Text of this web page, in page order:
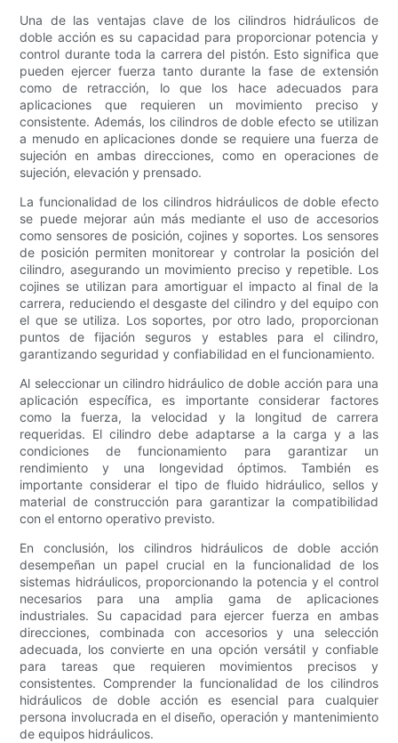
Una de las ventajas clave de los cilindros hidráulicos de
doble acción es su capacidad para proporcionar potencia y
control durante toda la carrera del pistón. Esto significa que
pueden ejercer fuerza tanto durante la fase de extensión
como de retracción, lo que los hace adecuados para
aplicaciones que requieren un movimiento preciso y
consistente. Además, los cilindros de doble efecto se utilizan
a menudo en aplicaciones donde se requiere una fuerza de
sujeción en ambas direcciones, como en operaciones de
sujeción, elevación y prensado.
La funcionalidad de los cilindros hidráulicos de doble efecto
se puede mejorar aún más mediante el uso de accesorios
como sensores de posición, cojines y soportes. Los sensores
de posición permiten monitorear y controlar la posición del
cilindro, asegurando un movimiento preciso y repetible. Los
cojines se utilizan para amortiguar el impacto al final de la
carrera, reduciendo el desgaste del cilindro y del equipo con
el que se utiliza. Los soportes, por otro lado, proporcionan
puntos de fijación seguros y estables para el cilindro,
garantizando seguridad y confiabilidad en el funcionamiento.
Al seleccionar un cilindro hidráulico de doble acción para una
aplicación específica, es importante considerar factores
como la fuerza, la velocidad y la longitud de carrera
requeridas. El cilindro debe adaptarse a la carga y a las
condiciones de funcionamiento para garantizar un
rendimiento y una longevidad óptimos. También es
importante considerar el tipo de fluido hidráulico, sellos y
material de construcción para garantizar la compatibilidad
con el entorno operativo previsto.
En conclusión, los cilindros hidráulicos de doble acción
desempeñan un papel crucial en la funcionalidad de los
sistemas hidráulicos, proporcionando la potencia y el control
necesarios para una amplia gama de aplicaciones
industriales. Su capacidad para ejercer fuerza en ambas
direcciones, combinada con accesorios y una selección
adecuada, los convierte en una opción versátil y confiable
para tareas que requieren movimientos precisos y
consistentes. Comprender la funcionalidad de los cilindros
hidráulicos de doble acción es esencial para cualquier
persona involucrada en el diseño, operación y mantenimiento
de equipos hidráulicos.